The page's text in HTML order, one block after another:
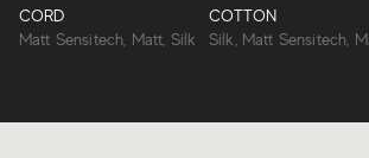
CORD
Matt Sensitech, Matt, Silk
COTTON
Silk, Matt Sensitech,